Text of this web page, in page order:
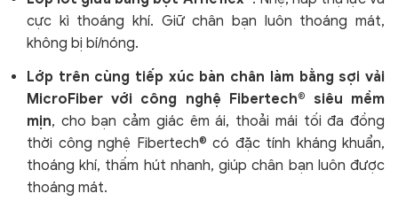
cực kì thoáng khí. Giữ chân bạn luôn thoáng mát,
không bị bí/nóng.
Lớp trên cùng tiếp xúc bàn chân làm bằng sợi vải
MicroFiber với công nghệ Fibertech® siêu mềm
mịn, cho bạn cảm giác êm ái, thoải mái tối đa đồng
thời công nghệ Fibertech® có đặc tính kháng khuẩn,
thoáng khí, thấm hút nhanh, giúp chân bạn luôn được
thoáng mát.